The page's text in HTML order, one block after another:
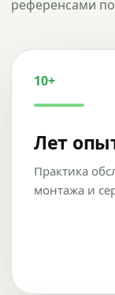
референсами
10+
Лет
Практика
монтажа и